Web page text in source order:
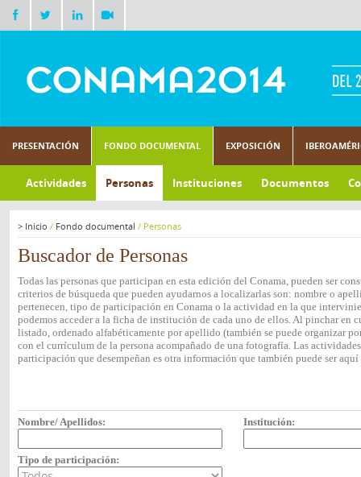
PRESENTACIÓN FONDO DOCUMENTAL EXPOSICIÓN
Actividades Personas Instituciones Documentos
> Inicio / Fondo documental / Personas
Buscador de Personas
Todas las personas que participan en esta edición del Conama, pueden ser
criterios de búsqueda que pueden ayudarnos a localizarlas son: nombre o
pertenecen, tipo de participación en Conama o la actividad en la que
podemos acceder a la ficha de institución de cada uno de ellos. Al pinchar en
listado, ordenado alfabéticamente por apellido (también se puede organizar
con el currículum de la persona acompañado de una fotografía. Las
participación que desempeñan es otra información que también puede ser
Nombre/ Apellidos: Institución:
Tipo de participación: